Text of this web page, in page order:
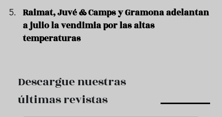
Raimat, Juvé & Camps y Gramona adelantan
a julio la vendimia por las altas
temperaturas
Descargue nuestras
últimas revistas